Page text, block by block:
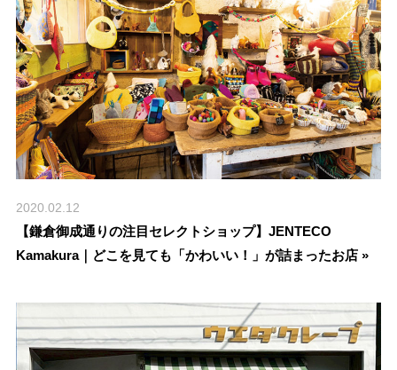
2020.02.12
【鎌倉御成通りの注目セレクトショップ】JENTECO
Kamakura｜どこを見ても「かわいい！」が詰まったお店 »